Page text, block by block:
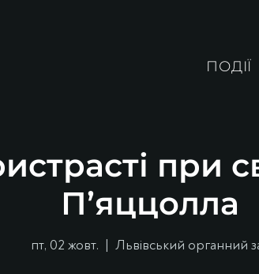
ПОДІЇ
при
П’яццолла
пт, 02 жовт.
  |
Львівський органний